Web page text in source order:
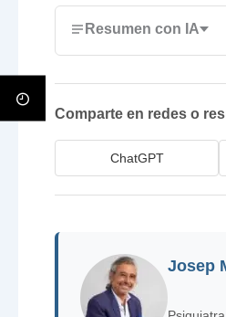
Resumen con IA
Comparte en redes o
ChatGPT
Josep